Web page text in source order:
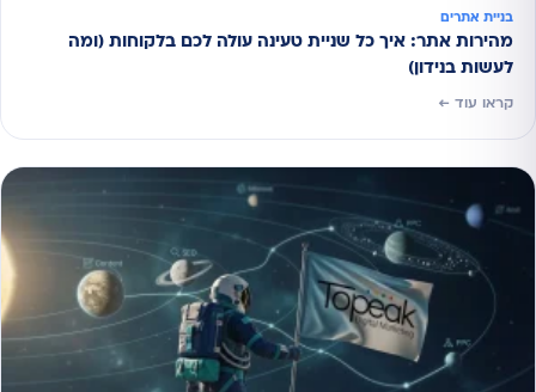
בניית אתרים
מהירות אתר: איך כל שניית טעינה עולה לכם בלקוחות (ומה
לעשות בנידון)
קראו עוד ←